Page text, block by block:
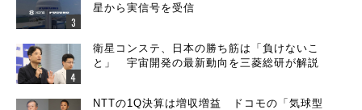
星から実信号を受信
衛星コンステ、日本の勝ち筋は「負けないこ
と」 宇宙開発の最新動向を三菱総研が解説
NTTの1Q決算は増収増益 ドコモの「気球型